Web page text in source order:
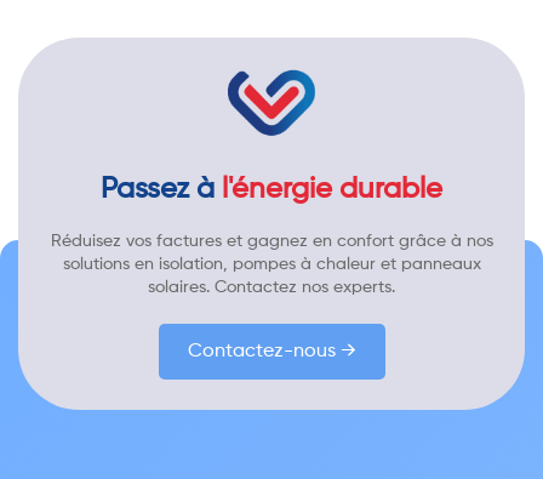
Passez à l'énergie durable
Réduisez vos factures et gagnez en confort grâce à nos
solutions en isolation, pompes à chaleur et panneaux
solaires. Contactez nos experts.
Contactez-nous →